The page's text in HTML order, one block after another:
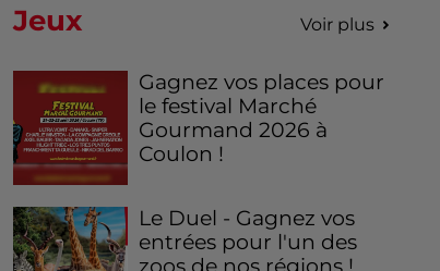
Jeux Voir plus
Gagnez vos places pour
le festival Marché
Gourmand 2026 à
Coulon !
Le Duel - Gagnez vos
entrées pour l'un des